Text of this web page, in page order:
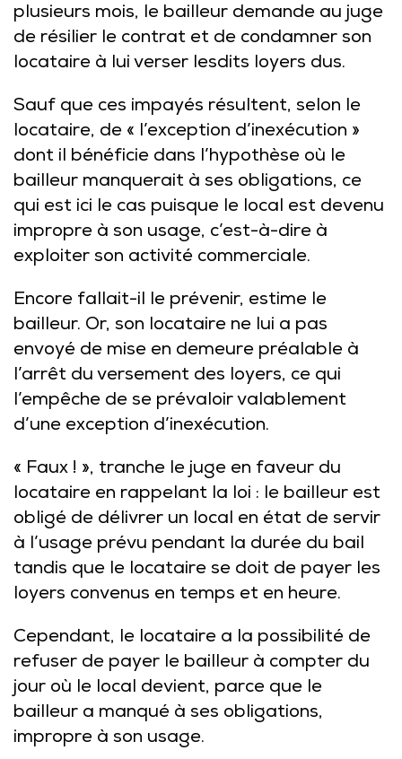
plusieurs mois, le bailleur demande au juge
de résilier le contrat et de condamner son
locataire à lui verser lesdits loyers dus.
Sauf que ces impayés résultent, selon le
locataire, de « l’exception d’inexécution »
dont il bénéficie dans l’hypothèse où le
bailleur manquerait à ses obligations, ce
qui est ici le cas puisque le local est devenu
impropre à son usage, c’est-à-dire à
exploiter son activité commerciale.
Encore fallait-il le prévenir, estime le
bailleur. Or, son locataire ne lui a pas
envoyé de mise en demeure préalable à
l’arrêt du versement des loyers, ce qui
l’empêche de se prévaloir valablement
d’une exception d’inexécution.
« Faux ! », tranche le juge en faveur du
locataire en rappelant la loi : le bailleur est
obligé de délivrer un local en état de servir
à l’usage prévu pendant la durée du bail
tandis que le locataire se doit de payer les
loyers convenus en temps et en heure.
Cependant, le locataire a la possibilité de
refuser de payer le bailleur à compter du
jour où le local devient, parce que le
bailleur a manqué à ses obligations,
impropre à son usage.